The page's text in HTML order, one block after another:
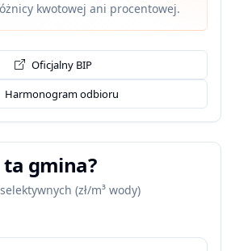
kwotowej ani procentowej.
Oficjalny BIP
Harmonogram odbioru
ta gmina?
(zł/m³ wody)